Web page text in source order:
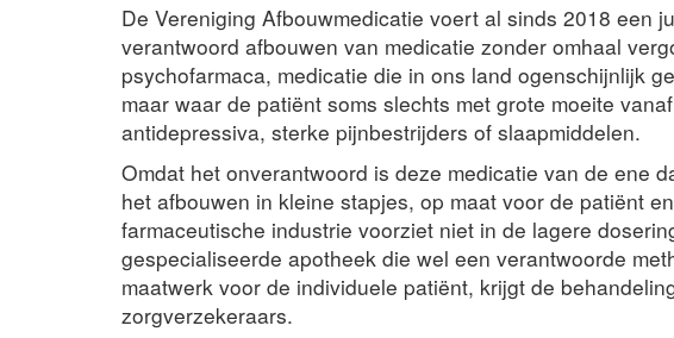
De Vereniging Afbouwmedicatie voert al sinds 2018 een
verantwoord afbouwen van medicatie zonder omhaal
psychofarmaca, medicatie die in ons land ogenschijnlijk
maar waar de patiënt soms slechts met grote moeite
antidepressiva, sterke pijnbestrijders of slaapmiddelen.
Omdat het onverantwoord is deze medicatie van de ene
het afbouwen in kleine stapjes, op maat voor de patiënt
farmaceutische industrie voorziet niet in de lagere
gespecialiseerde apotheek die wel een verantwoorde
maatwerk voor de individuele patiënt, krijgt de
zorgverzekeraars.